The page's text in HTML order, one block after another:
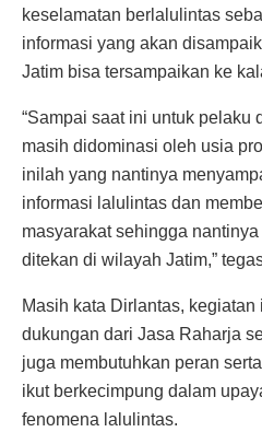
keselamatan berlalulintas
informasi yang akan
Jatim bisa tersampaikan ke
“Sampai saat ini untuk pelaku
masih didominasi oleh usia
inilah yang nantinya
informasi lalulintas dan
masyarakat sehingga
ditekan di wilayah Jatim,”
Masih kata Dirlantas,
dukungan dari Jasa Raharja
juga membutuhkan peran
ikut berkecimpung dalam
fenomena lalulintas.